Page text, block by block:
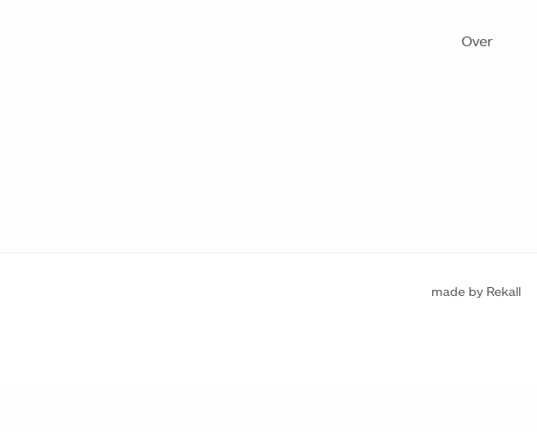
Over
made by Rekall